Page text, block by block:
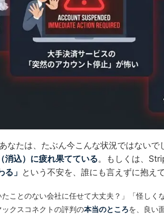
なたは、たぶん今こんな状況ではないで
消込）に疲れ果てている。もしくは、
」 という不安を、誰にも言えずに抱え
ことのない会社に任せて大丈夫？」「怪しく
クスコネクトの評判の本当のところを、良い